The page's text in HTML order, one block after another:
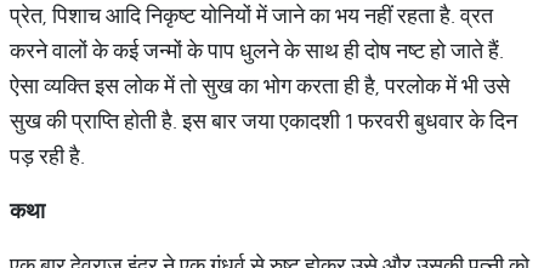
प्रेत, पिशाच आदि निकृष्ट योनियों में जाने का भय नहीं रहता है. व्रत
करने वालों के कई जन्मों के पाप धुलने के साथ ही दोष नष्ट हो जाते हैं.
ऐसा व्यक्ति इस लोक में तो सुख का भोग करता ही है, परलोक में भी उसे
सुख की प्राप्ति होती है. इस बार जया एकादशी 1 फरवरी बुधवार के दिन
पड़ रही है.
कथा